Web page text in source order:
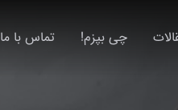
چی بپزم! تماس با ما